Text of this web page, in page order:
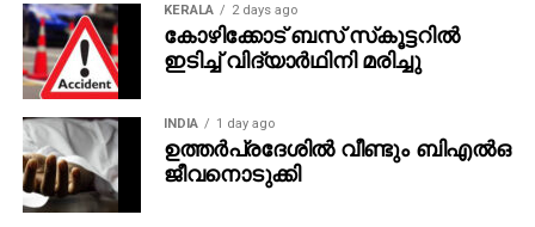
KERALA 2 days ago
കോഴിക്കോട് ബസ് സ്‌കൂട്ടറില്‍
ഇടിച്ച് വിദ്യാര്‍ഥിനി മരിച്ചു
INDIA 1 day ago
ഉത്തര്‍പ്രദേശില്‍ വീണ്ടും ബിഎല്‍ഒ
ജീവനൊടുക്കി